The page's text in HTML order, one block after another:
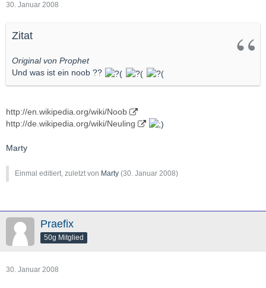
30. Januar 2008
Zitat
Original von Prophet
Und was ist ein noob ??
http://en.wikipedia.org/wiki/Noob
http://de.wikipedia.org/wiki/Neuling
Marty
Einmal editiert, zuletzt von Marty (30. Januar 2008)
Praefix
50g Mitglied
30. Januar 2008